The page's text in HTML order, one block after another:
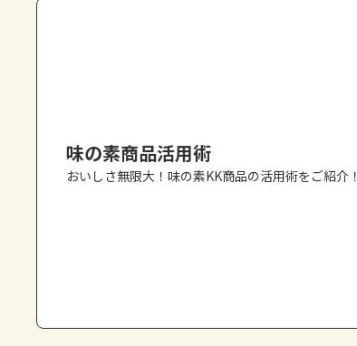
味の素商品活用術
おいしさ無限大！味の素KK商品の活用術をご紹介！